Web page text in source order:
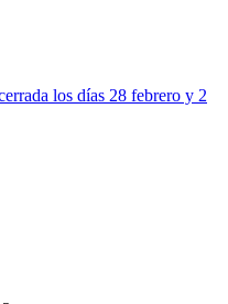
los días 28 febrero y 2